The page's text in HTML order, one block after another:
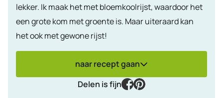
lekker. Ik maak het met bloemkoolrijst, waardoor het
een grote kom met groente is. Maar uiteraard kan
het ook met gewone rijst!
naar recept gaan
Delen is fijn
facebook
pinterest